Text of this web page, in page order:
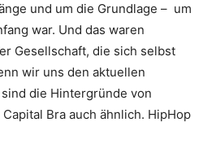
und um die Grundlage – um
war. Und das waren
Gesellschaft, die sich selbst
wir uns den aktuellen
die Hintergründe von
Bra auch ähnlich. HipHop